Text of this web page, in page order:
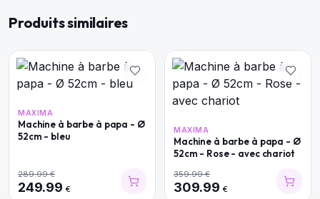
Produits similaires
MAXIMA
Machine à barbe à papa - Ø
52cm - bleu
289.99€
249.99 €
MAXIMA
Machine à barbe à papa - Ø
52cm - Rose - avec chariot
359.99€
309.99 €